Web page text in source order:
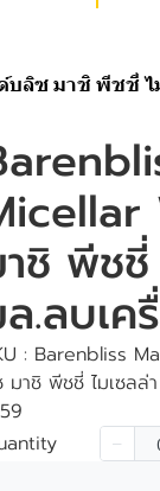
ซ มาชิ พีชชี่ ไ
ชิ พีชชี่
.ลบเค
: Barenbliss
มาชิ พีชชี่ ไมเซลล่